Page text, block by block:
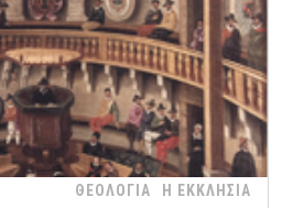
ΘΕΟΛΟΓΙΑ Η ΕΚΚΛΗΣΙΑ